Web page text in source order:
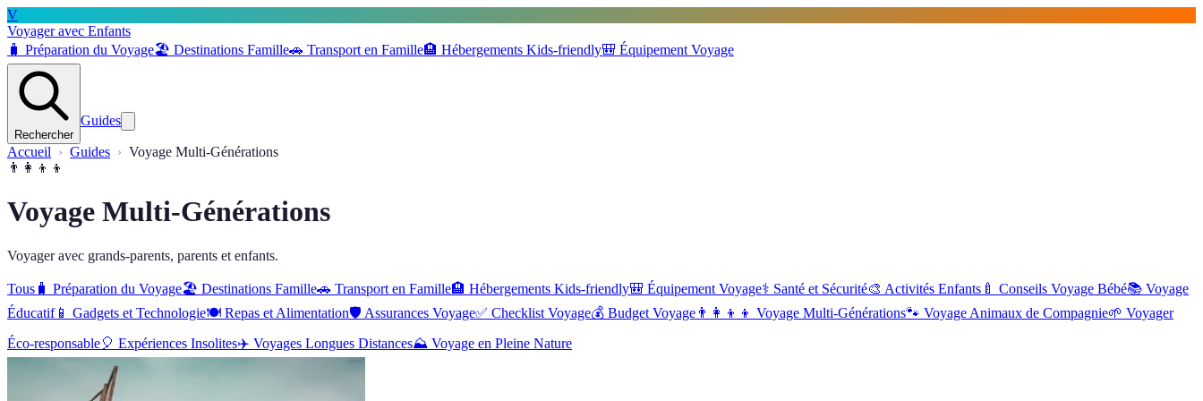
V
Voyager avec Enfants
🧳 Préparation du Voyage🏖️ Destinations Famille🚗 Transport en Famille🏨 Hébergements Kids-friendly🎒 Équipement Voyage
Rechercher
Guides
Accueil Guides
Voyage Multi-Générations
👨‍👩‍👦‍👦
Voyage Multi-Générations
Voyager avec grands-parents, parents et enfants.
Tous 🧳 Préparation du Voyage🏖️ Destinations Famille🚗 Transport en Famille🏨 Hébergements Kids-friendly🎒 Équipement Voyage⚕️ Santé et Sécurité🎨 Activités Enfants 🍼 Conseils Voyage Bébé📚 Voyage
Éducatif📱 Gadgets et Technologie🍽️ Repas et Alimentation🛡️ Assurances Voyage✅ Checklist Voyage💰 Budget Voyage 👨‍👩‍👦‍👦 Voyage Multi-Générations🐾 Voyage Animaux de Compagnie🌱 Voyager
Éco-responsable🎈 Expériences Insolites✈️ Voyages Longues Distances⛰️ Voyage en Pleine Nature